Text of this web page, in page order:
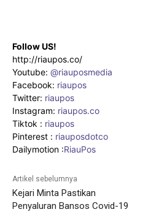
Follow US!
http://riaupos.co/
Youtube: @riauposmedia
Facebook: riaupos
Twitter: riaupos
Instagram: riaupos.co
Tiktok : riaupos
Pinterest : riauposdotco
Dailymotion :RiauPos
Artikel sebelumnya
Kejari Minta Pastikan
Penyaluran Bansos Covid-19